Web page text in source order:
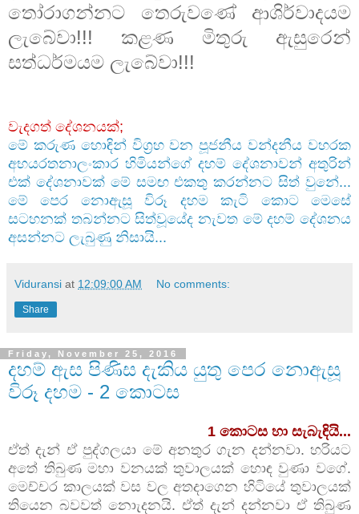
තෝරාගන්නට තෙරුවණේ ආශිර්වාදයම
ලැබේවා!!! කළණ මිතුරු ඇසුරෙන්
සත්ධර්මයම ලැබේවා!!!
වැදගත් දේශනයක්;
මේ කරුණ හොඳින් විග්‍රහ වන පූජනීය වන්දනීය වහරක
අභයරතනාලංකාර හිමියන්ගේ දහම් දේශනාවන් අතුරින්
එක් දේශනාවක් මේ සමඟ එකතු කරන්නට සිත් වුනේ...
මේ පෙර නොඇසූ විරූ දහම කැටි කොට මෙසේ
සටහනක් තබන්නට සිත්වූයේද නැවත මේ දහම් දේශනය
අසන්නට ලැබුණු නිසායි...
Viduransi at 12:09:00 AM No comments:
Share
Friday, November 25, 2016
දහම් ඇස පිණිස දැකිය යුතු පෙර නොඇසූ
විරූ දහම - 2 කොටස
1 කොටස හා සැබැඳියි...
ඒත් දැන් ඒ පුද්ගලයා මේ අනතුර ගැන දන්නවා. හරියට
අතේ තිබුණ මහා වනයක් තුවාලයක් හොඳ වුණා වගේ.
මෙච්චර කාලයක් වස වල අතදාගෙන හිටියේ තුවාලයක්
තියෙන බවවත් නොැදනයි. ඒත් දැන් දන්නවා ඒ තිබුණ